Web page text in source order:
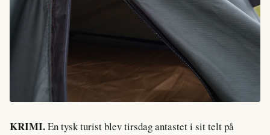
KRIMI.En tysk turist blev tirsdag antastet i sit telt på